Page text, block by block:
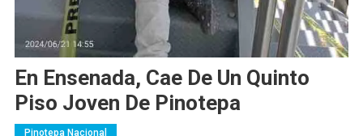
En Ensenada, Cae De Un Quinto
Piso Joven De Pinotepa
Pinotepa Nacional